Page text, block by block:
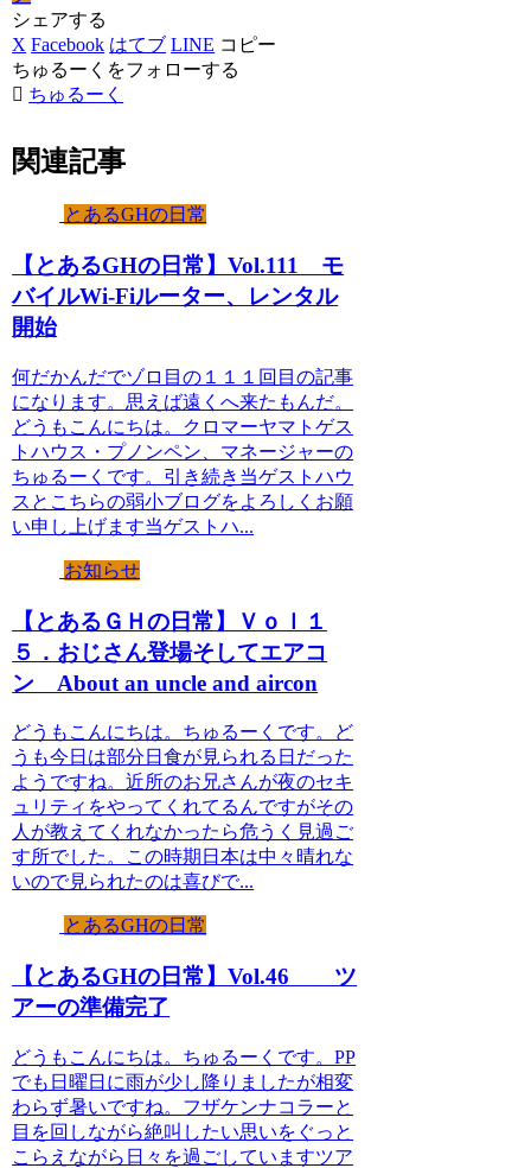
シェアする
X Facebook はてブ LINE コピー
ちゅるーくをフォローする
ちゅるーく
関連記事
とあるGHの日常
【とあるGHの日常】Vol.111 モ
バイルWi-Fiルーター、レンタル
開始
何だかんだでゾロ目の１１１回目の記事
になります。思えば遠くへ来たもんだ。
どうもこんにちは。クロマーヤマトゲス
トハウス・プノンペン、マネージャーの
ちゅるーくです。引き続き当ゲストハウ
スとこちらの弱小ブログをよろしくお願
い申し上げます当ゲストハ...
お知らせ
【とあるＧＨの日常】Ｖｏｌ１
５．おじさん登場そしてエアコ
ン About an uncle and aircon
どうもこんにちは。ちゅるーくです。ど
うも今日は部分日食が見られる日だった
ようですね。近所のお兄さんが夜のセキ
ュリティをやってくれてるんですがその
人が教えてくれなかったら危うく見過ご
す所でした。この時期日本は中々晴れな
いので見られたのは喜びで...
とあるGHの日常
【とあるGHの日常】Vol.46 ツ
アーの準備完了
どうもこんにちは。ちゅるーくです。PP
でも日曜日に雨が少し降りましたが相変
わらず暑いですね。フザケンナコラーと
目を回しながら絶叫したい思いをぐっと
こらえながら日々を過ごしていますツア